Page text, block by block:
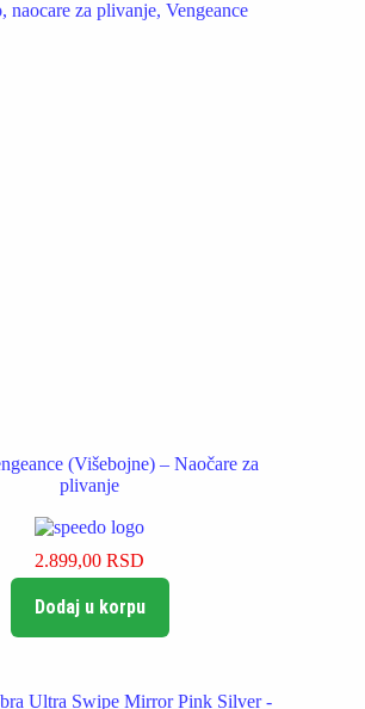
(Višebojne) – Naočare za
plivanje
2.899,00RSD
Dodaj u korpu